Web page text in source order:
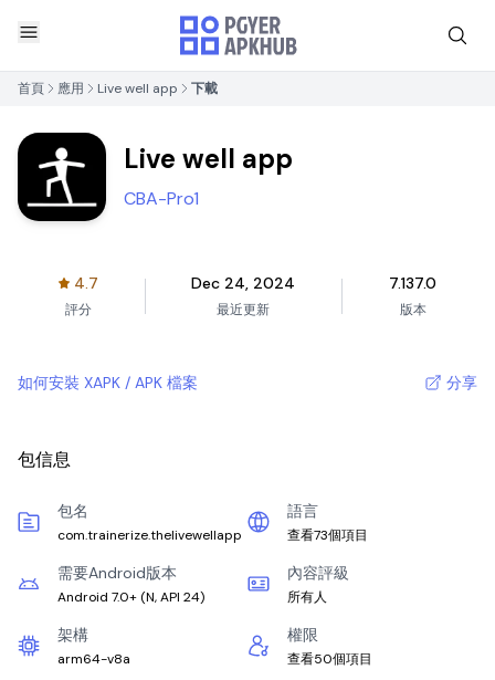
首頁 應用 Live well app 下載
Live well app
CBA-Pro1
4.7
評分
Dec 24, 2024
最近更新
7.137.0
版本
如何安裝 XAPK / APK 檔案 分享
包信息
包名
com.trainerize.thelivewellapp
語言
查看73個項目
需要Android版本
Android 7.0+ (N, API 24)
內容評級
所有人
架構
arm64-v8a
權限
查看50個項目